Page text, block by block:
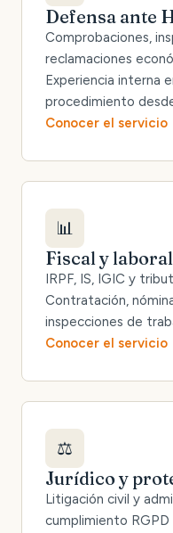
Defensa ante
Comprobaciones,
reclamaciones
Experiencia interna
procedimiento
Conocer el servicio
📊
Fiscal y laboral
IRPF, IS, IGIC y
Contratación,
inspecciones de
Conocer el servicio
⚖️
Jurídico y
Litigación civil y
cumplimiento